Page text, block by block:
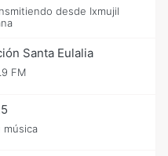
desde Ixmujil
Santa Eulalia
FM